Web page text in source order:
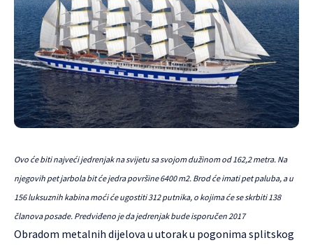
Ovo će biti najveći jedrenjak na svijetu sa svojom dužinom od 162,2 metra. Na
njegovih pet jarbola bit će jedra površine 6400 m2. Brod će imati pet paluba, a u
156 luksuznih kabina moći će ugostiti 312 putnika, o kojima će se skrbiti 138
članova posade. Predviđeno je da jedrenjak bude isporučen 2017
Obradom metalnih dijelova u utorak u pogonima splitskog